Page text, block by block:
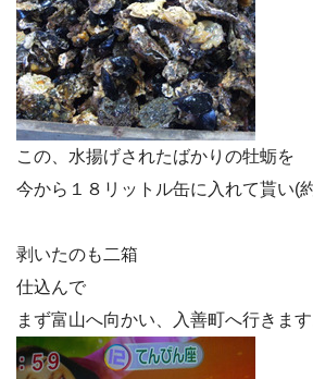
この、水揚げされたばかりの牡蛎を
今から１８リットル缶に入れて貰い(
剥いたのも二箱
仕込んで
まず富山へ向かい、入善町へ行きます